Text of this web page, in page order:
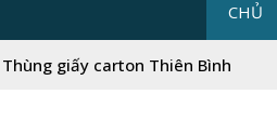
CHỦ
Thùng giấy carton Thiên Bình